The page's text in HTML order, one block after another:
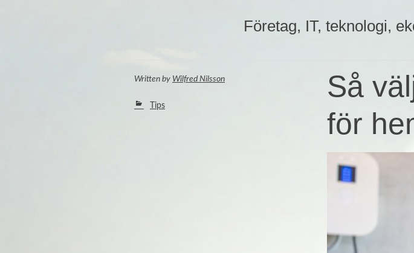
Företag, IT, teknologi,
Så
för
Written by Wilfred Nilsson
Tips